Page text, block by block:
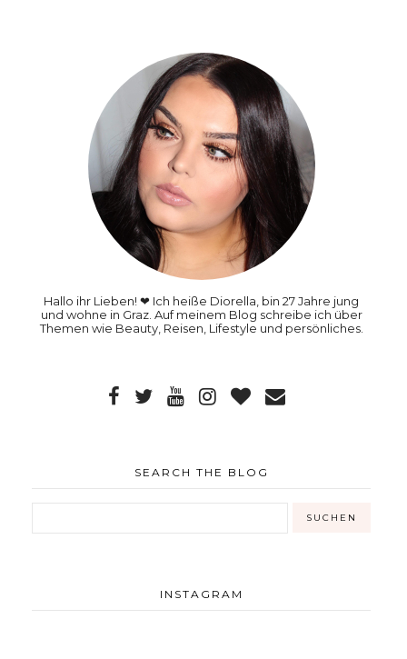
Hallo ihr Lieben! ❤ Ich heiße Diorella, bin 27 Jahre jung
und wohne in Graz. Auf meinem Blog schreibe ich über
Themen wie Beauty, Reisen, Lifestyle und persönliches.
SEARCH THE BLOG
INSTAGRAM